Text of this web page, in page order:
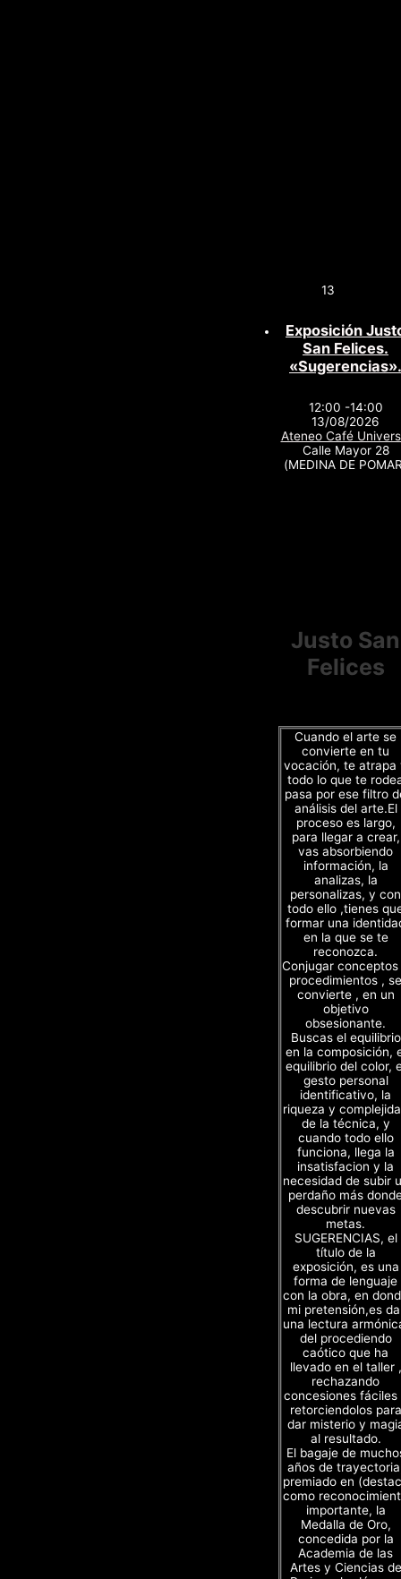
13
Exposición
San Felices.
«Sugerencias».
12:00 -14:00
13/08/2026
Ateneo Café
Calle Mayor 28
(MEDINA DE
Justo San
Felices
Cuando el arte se
convierte en tu
vocación, te atrapa
todo lo que te
pasa por ese filtro
análisis del arte.El
proceso es largo,
para llegar a crear,
vas absorbiendo
información, la
analizas, la
personalizas, y con
todo ello ,tienes
formar una
en la que se te
reconozca.
Conjugar
procedimientos , se
convierte , en un
objetivo
obsesionante.
Buscas el equilibrio
en la composición,
equilibrio del color,
gesto personal
identificativo, la
riqueza y
de la técnica, y
cuando todo ello
funciona, llega la
insatisfacion y la
necesidad de subir
perdaño más
descubrir nuevas
metas.
SUGERENCIAS, el
título de la
exposición, es una
forma de lenguaje
con la obra, en
mi pretensión,es
una lectura
del procediendo
caótico que ha
llevado en el taller ,
rechazando
concesiones fáciles
retorciendolos para
dar misterio y
al resultado.
El bagaje de
años de
premiado en
como
importante, la
Medalla de Oro,
concedida por la
Academia de las
Artes y Ciencias de